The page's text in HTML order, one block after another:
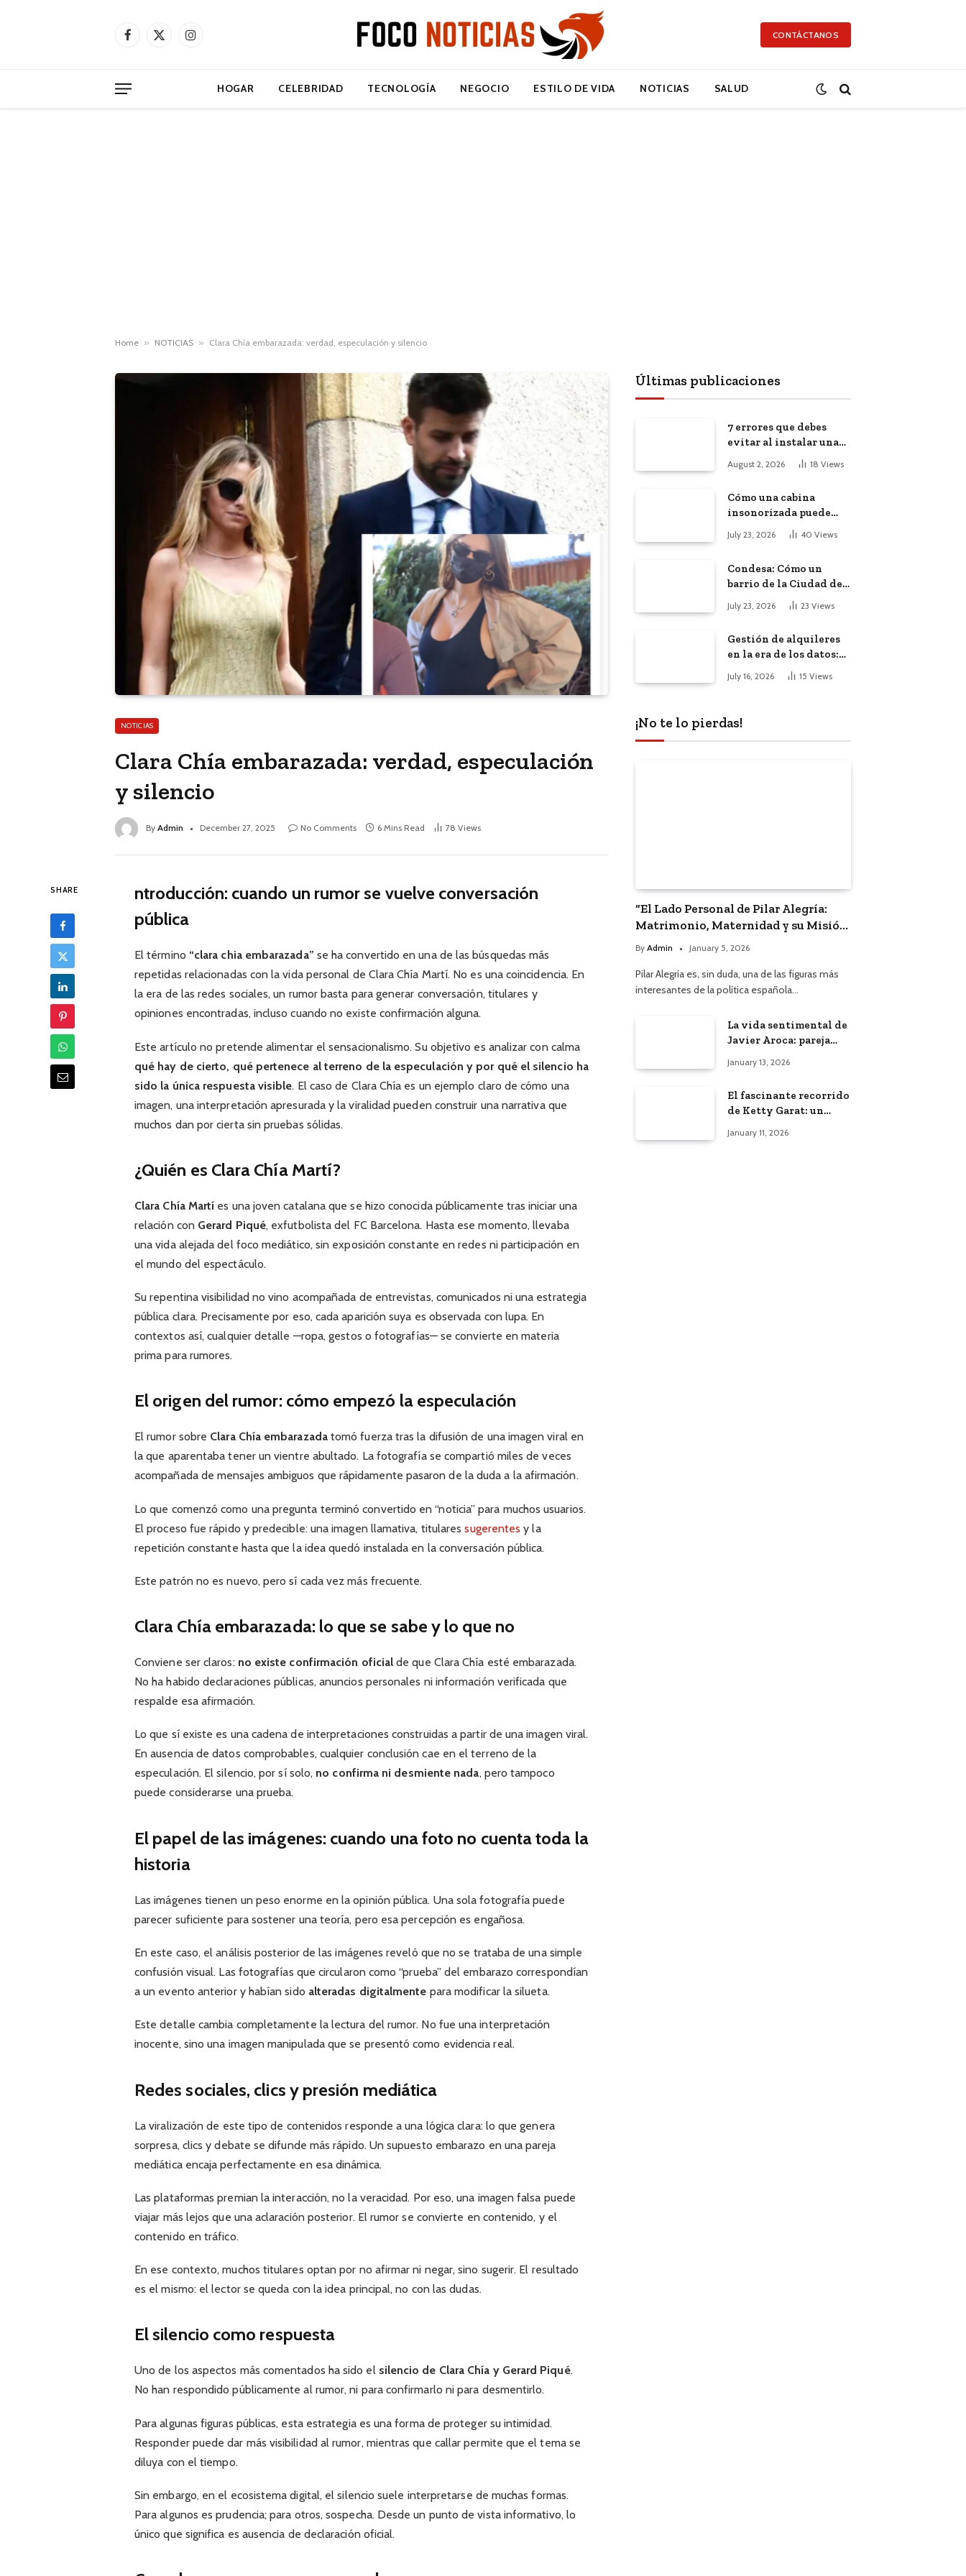
Facebook
X
Instagram CONTÁCTANOS
HOGAR CELEBRIDAD TECNOLOGÍA NEGOCIO ESTILO DE VIDA NOTICIAS SALUD
Home » NOTICIAS » Clara Chía embarazada: verdad, especulación y silencio
NOTICIAS
Clara Chía embarazada: verdad, especulación
y silencio
By Admin December 27, 2025 No Comments 6 Mins Read 78 Views
SHARE
ntroducción: cuando un rumor se vuelve conversación
pública
El término “clara chia embarazada” se ha convertido en una de las búsquedas más
repetidas relacionadas con la vida personal de Clara Chía Martí. No es una coincidencia. En
la era de las redes sociales, un rumor basta para generar conversación, titulares y
opiniones encontradas, incluso cuando no existe confirmación alguna.
Este artículo no pretende alimentar el sensacionalismo. Su objetivo es analizar con calma
qué hay de cierto, qué pertenece al terreno de la especulación y por qué el silencio ha
sido la única respuesta visible. El caso de Clara Chía es un ejemplo claro de cómo una
imagen, una interpretación apresurada y la viralidad pueden construir una narrativa que
muchos dan por cierta sin pruebas sólidas.
¿Quién es Clara Chía Martí?
Clara Chía Martí es una joven catalana que se hizo conocida públicamente tras iniciar una
relación con Gerard Piqué, exfutbolista del FC Barcelona. Hasta ese momento, llevaba
una vida alejada del foco mediático, sin exposición constante en redes ni participación en
el mundo del espectáculo.
Su repentina visibilidad no vino acompañada de entrevistas, comunicados ni una estrategia
pública clara. Precisamente por eso, cada aparición suya es observada con lupa. En
contextos así, cualquier detalle —ropa, gestos o fotografías— se convierte en materia
prima para rumores.
El origen del rumor: cómo empezó la especulación
El rumor sobre Clara Chía embarazadatomó fuerza tras la difusión de una imagen viral en
la que aparentaba tener un vientre abultado. La fotografía se compartió miles de veces
acompañada de mensajes ambiguos que rápidamente pasaron de la duda a la afirmación.
Lo que comenzó como una pregunta terminó convertido en “noticia” para muchos usuarios.
El proceso fue rápido y predecible: una imagen llamativa, titularessugerentes y la
repetición constante hasta que la idea quedó instalada en la conversación pública.
Este patrón no es nuevo, pero sí cada vez más frecuente.
Clara Chía embarazada: lo que se sabe y lo que no
Conviene ser claros: no existe confirmación oficial de que Clara Chía esté embarazada.
No ha habido declaraciones públicas, anuncios personales ni información verificada que
respalde esa afirmación.
Lo que sí existe es una cadena de interpretaciones construidas a partir de una imagen viral.
En ausencia de datos comprobables, cualquier conclusión cae en el terreno de la
especulación. El silencio, por sí solo, no confirma ni desmiente nada, pero tampoco
puede considerarse una prueba.
El papel de las imágenes: cuando una foto no cuenta toda la
historia
Las imágenes tienen un peso enorme en la opinión pública. Una sola fotografía puede
parecer suficiente para sostener una teoría, pero esa percepción es engañosa.
En este caso, el análisis posterior de las imágenes reveló que no se trataba de una simple
confusión visual. Las fotografías que circularon como “prueba” del embarazo correspondían
a un evento anterior y habían sido alteradas digitalmente para modificar la silueta.
Este detalle cambia completamente la lectura del rumor. No fue una interpretación
inocente, sino una imagen manipulada que se presentó como evidencia real.
Redes sociales, clics y presión mediática
La viralización de este tipo de contenidos responde a una lógica clara: lo que genera
sorpresa, clics y debate se difunde más rápido. Un supuesto embarazo en una pareja
mediática encaja perfectamente en esa dinámica.
Las plataformas premian la interacción, no la veracidad. Por eso, una imagen falsa puede
viajar más lejos que una aclaración posterior. El rumor se convierte en contenido, y el
contenido en tráfico.
En ese contexto, muchos titulares optan por no afirmar ni negar, sino sugerir. El resultado
es el mismo: el lector se queda con la idea principal, no con las dudas.
El silencio como respuesta
Uno de los aspectos más comentados ha sido el silencio de Clara Chía y Gerard Piqué.
No han respondido públicamente al rumor, ni para confirmarlo ni para desmentirlo.
Para algunas figuras públicas, esta estrategia es una forma de proteger su intimidad.
Responder puede dar más visibilidad al rumor, mientras que callar permite que el tema se
diluya con el tiempo.
Sin embargo, en el ecosistema digital, el silencio suele interpretarse de muchas formas.
Para algunos es prudencia; para otros, sospecha. Desde un punto de vista informativo, lo
único que significa es ausencia de declaración oficial.
Últimas publicaciones
7 errores que debes
evitar al instalar una
red, cámaras o equipos
tecnológicos en una
August 2, 2026 18 Views
Cómo una cabina
insonorizada puede
productividad de tu
July 23, 2026 40 Views
Condesa: Cómo un
barrio de la Ciudad de
México atrajo a
trabajadores remotos
July 23, 2026 23 Views
Gestión de alquileres
en la era de los datos:
El impacto de la
inteligencia artificial
July 16, 2026 15 Views
¡No te lo pierdas!
“El Lado Personal de Pilar Alegría:
Matrimonio, Maternidad y su Misión
Política”
By Admin January 5, 2026
Pilar Alegría es, sin duda, una de las figuras más
interesantes de la política española…
La vida sentimental de
Javier Aroca: pareja
Àngels Barceló
January 13, 2026
El fascinante recorrido
de Ketty Garat: un
bodas
January 11, 2026